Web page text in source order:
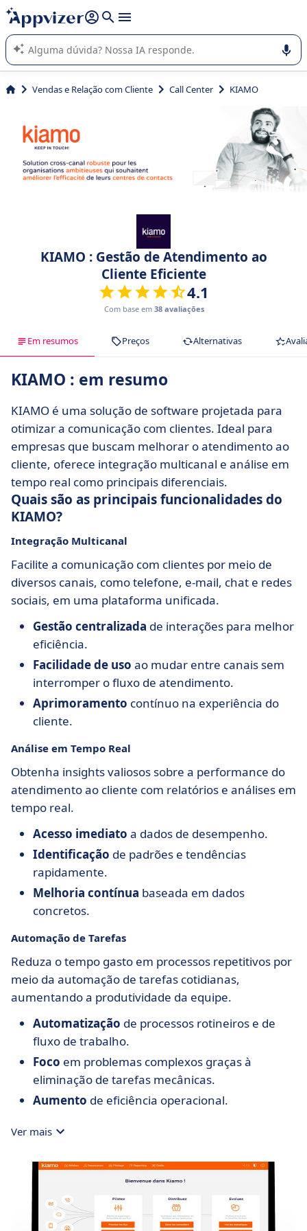
de nossa IA (várias linhas com
A IA do Appvizer o orienta no uso ou na seleção de software
SaaS para sua empresa.
Vendas e Relação com Cliente Call Center KIAMO
KIAMO : Gestão de Atendimento ao
Cliente Eficiente
4.1
Com base em 38 avaliações
Em resumos Preços Alternativas
KIAMO : em resumo
KIAMO é uma solução de software projetada para
otimizar a comunicação com clientes. Ideal para
empresas que buscam melhorar o atendimento ao
cliente, oferece integração multicanal e análise em
tempo real como principais diferenciais.
Quais são as principais funcionalidades do
KIAMO?
Integração Multicanal
Facilite a comunicação com clientes por meio de
diversos canais, como telefone, e-mail, chat e redes
sociais, em uma plataforma unificada.
Gestão centralizada de interações para melhor
eficiência.
Facilidade de uso ao mudar entre canais sem
interromper o fluxo de atendimento.
Aprimoramento contínuo na experiência do
cliente.
Análise em Tempo Real
Obtenha insights valiosos sobre a performance do
atendimento ao cliente com relatórios e análises em
tempo real.
Acesso imediato a dados de desempenho.
Identificação de padrões e tendências
rapidamente.
Melhoria contínua baseada em dados
concretos.
Automação de Tarefas
Reduza o tempo gasto em processos repetitivos por
meio da automação de tarefas cotidianas,
aumentando a produtividade da equipe.
Automatização de processos rotineiros e de
fluxo de trabalho.
Foco em problemas complexos graças à
eliminação de tarefas mecânicas.
Aumento de eficiência operacional.
Ver mais